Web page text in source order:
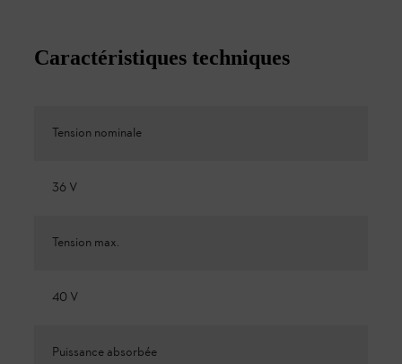
Caractéristiques techniques
Tension nominale
36 V
Tension max.
40 V
Puissance absorbée